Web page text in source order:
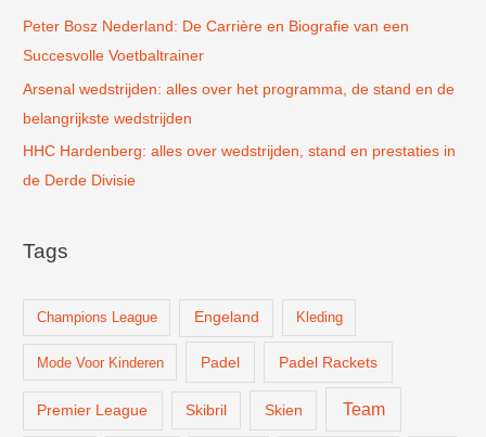
Peter Bosz Nederland: De Carrière en Biografie van een
Succesvolle Voetbaltrainer
Arsenal wedstrijden: alles over het programma, de stand en de
belangrijkste wedstrijden
HHC Hardenberg: alles over wedstrijden, stand en prestaties in
de Derde Divisie
Tags
Champions League Engeland Kleding
Mode Voor Kinderen Padel Padel Rackets
Premier League Skibril Skien Team